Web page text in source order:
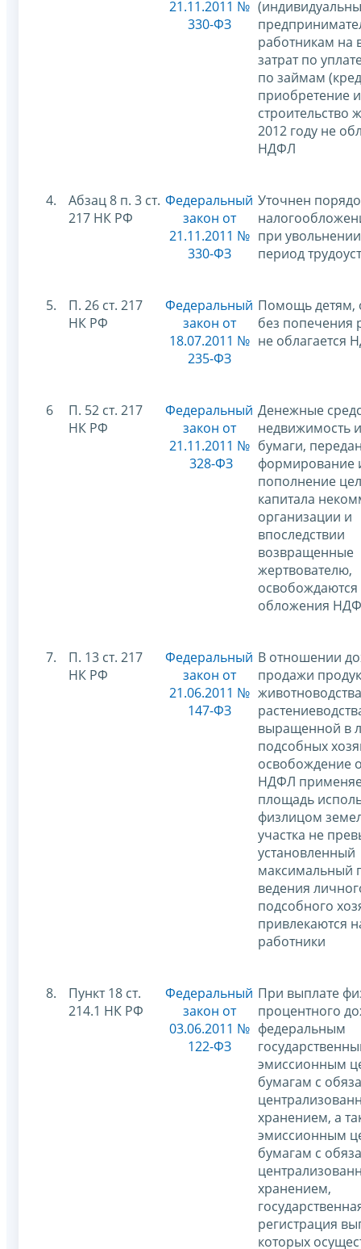
21.11.2011 №
330-ФЗ
работникам на
затрат по
по займам
приобретение
строительство
2012 году не
НДФЛ
4.
Абзац 8 п. 3 ст.
217 НК РФ
Федеральный
закон от
21.11.2011 №
330-ФЗ
Уточнен
при
период
5.
П. 26 ст. 217
НК РФ
Федеральный
закон от
18.07.2011 №
235-ФЗ
Помощь детям,
без попечения
не облагается
6
П. 52 ст. 217
НК РФ
Федеральный
закон от
21.11.2011 №
328-ФЗ
Денежные
недвижимость
бумаги,
формирование
пополнение
капитала
организации и
впоследствии
возвращенные
жертвователю,
освобождаются
обложения
7.
П. 13 ст. 217
НК РФ
Федеральный
закон от
21.06.2011 №
147-ФЗ
В отношении
продажи
выращенной в
подсобных
освобождение
НДФЛ
площадь
физлицом
участка не
установленный
максимальный
ведения
подсобного
привлекаются
работники
8.
Пункт 18 ст.
214.1 НК РФ
Федеральный
закон от
03.06.2011 №
122-ФЗ
При выплате
процентного
федеральным
эмиссионным
бумагам с
хранением, а
эмиссионным
бумагам с
хранением,
регистрация
которых